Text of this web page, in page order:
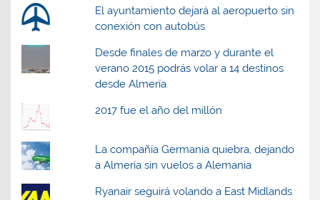
El ayuntamiento dejará al aeropuerto sin
conexión con autobús
Desde finales de marzo y durante el
verano 2015 podrás volar a 14 destinos
desde Almería
2017 fue el año del millón
La compañía Germania quiebra, dejando
a Almería sin vuelos a Alemania
Ryanair seguirá volando a East Midlands